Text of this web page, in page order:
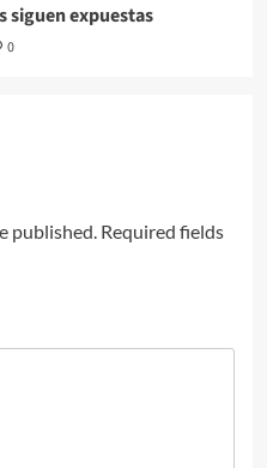
siguen expuestas
0
published. Required fields